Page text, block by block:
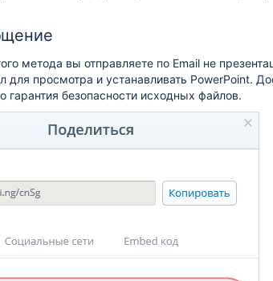
метода вы отправляете по Email не
для просмотра и устанавливать PowerPoint.
гарантия безопасности исходных файлов.